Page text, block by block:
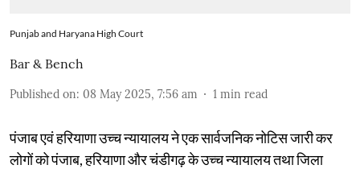
Punjab and Haryana High Court
Bar & Bench
Published on: 08 May 2025, 7:56 am 1 min read
पंजाब एवं हरियाणा उच्च न्यायालय ने एक सार्वजनिक नोटिस जारी कर
लोगों को पंजाब, हरियाणा और चंडीगढ़ के उच्च न्यायालय तथा जिला